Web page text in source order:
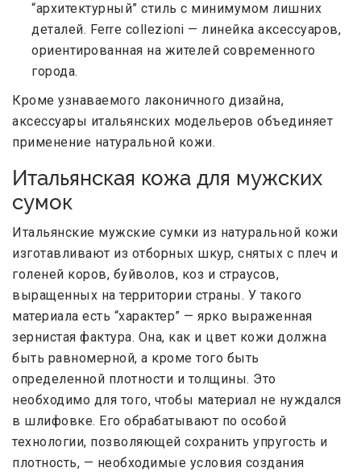
“архитектурный” стиль с минимумом лишних
деталей. Ferre collezioni — линейка аксессуаров,
ориентированная на жителей современного
города.
Кроме узнаваемого лаконичного дизайна,
аксессуары итальянских модельеров объединяет
применение натуральной кожи.
Итальянская кожа для мужских
сумок
Итальянские мужские сумки из натуральной кожи
изготавливают из отборных шкур, снятых с плеч и
голеней коров, буйволов, коз и страусов,
выращенных на территории страны. У такого
материала есть “характер” — ярко выраженная
зернистая фактура. Она, как и цвет кожи должна
быть равномерной, а кроме того быть
определенной плотности и толщины. Это
необходимо для того, чтобы материал не нуждался
в шлифовке. Его обрабатывают по особой
технологии, позволяющей сохранить упругость и
плотность, — необходимые условия создания